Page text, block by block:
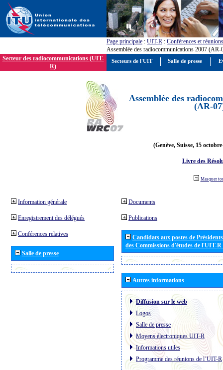
Page principale : UIT-R : Conférences et réunions
Assemblée des radiocommunications 2007 (AR-
Secteur des radiocommunications (UIT-
R)
Assemblée des
(AR-
(Genève, Suisse, 15
Livre des
Masquer
Information générale
Enregistrement des délégués
Conférences relatives
Salle de presse
Documents
Publications
Candidats aux postes de
des Commissions d'études de l'UIT-
Autres informations
Diffusion sur le web
Logos
Salle de presse
Moyens électroniques UIT-R
Informations utiles
Programme des réunions de l´UIT-R
Secteurs de l'UIT Salle de presse